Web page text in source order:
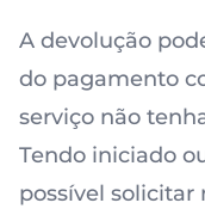
A devolução
do pagamento
serviço não
Tendo iniciado
possível solicitar